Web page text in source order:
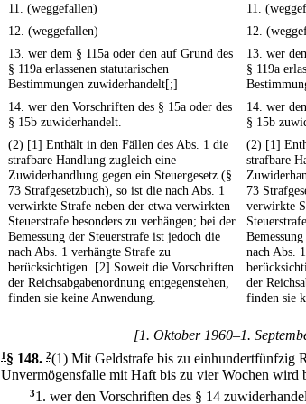
11. (weggefallen)
11.
12. (weggefallen)
12.
13. wer dem § 115a oder den auf Grund des
§ 119a erlassenen statutarischen
Bestimmungen zuwiderhandelt[;]
13. wer
§ 119a
14. wer den Vorschriften des § 15a oder des
§ 15b zuwiderhandelt.
14. wer
§ 15b
(2) [1] Enthält in den Fällen des Abs. 1 die
strafbare Handlung zugleich eine
Zuwiderhandlung gegen ein Steuergesetz (§
73 Strafgesetzbuch), so ist die nach Abs. 1
verwirkte Strafe neben der etwa verwirkten
Steuerstrafe besonders zu verhängen; bei der
Bemessung der Steuerstrafe ist jedoch die
nach Abs. 1 verhängte Strafe zu
berücksichtigen. [2] Soweit die Vorschriften
der Reichsabgabenordnung entgegenstehen,
finden sie keine Anwendung.
(2) [1]
strafbare
73
verwirkte
nach Abs.
der
finden sie
[1. Oktober 1960–1.
1§ 148. 2(1) Mit Geldstrafe bis zu einhundertfünfzig
Unvermögensfalle mit Haft bis zu vier Wochen wird
31. wer den Vorschriften des § 14